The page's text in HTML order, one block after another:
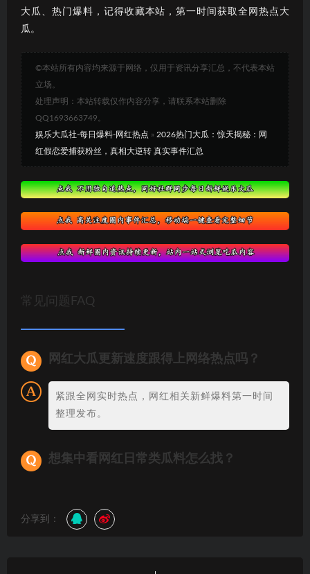
大瓜、热门爆料，记得收藏本站，第一时间获取全网热点大
瓜。
©本站所有内容均来源于网络，仅用于资讯分享汇总，不代表本站
立场。
处理声明：本站转载仅作内容分享，请联系本站删除
QQ1693663749。
娱乐大瓜社-每日爆料-网红热点 » 2026热门大瓜：惊天揭秘：网
红假恋爱捕获粉丝，真相大逆转 真实事件汇总
常见问题FAQ
网红大瓜更新速度跟得上网络热点吗？
紧跟全网实时热点，网红相关新鲜爆料第一时间
整理发布。
想集中看网红日常类瓜料怎么找？
分享到：